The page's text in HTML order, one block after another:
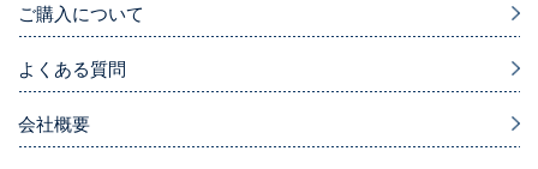
ご購入について
よくある質問
会社概要